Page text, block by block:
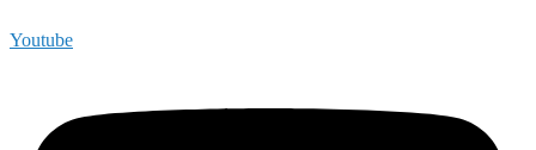
Youtube